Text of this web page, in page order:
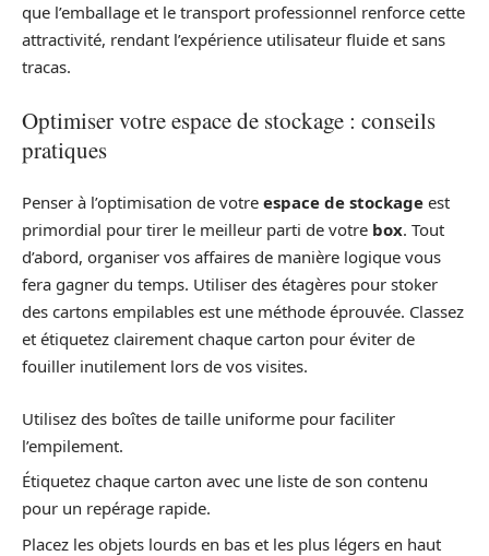
que l’emballage et le transport professionnel renforce cette
attractivité, rendant l’expérience utilisateur fluide et sans
tracas.
Optimiser votre espace de stockage : conseils
pratiques
Penser à l’optimisation de votre espace de stockage est
primordial pour tirer le meilleur parti de votre box. Tout
d’abord, organiser vos affaires de manière logique vous
fera gagner du temps. Utiliser des étagères pour stoker
des cartons empilables est une méthode éprouvée. Classez
et étiquetez clairement chaque carton pour éviter de
fouiller inutilement lors de vos visites.
Utilisez des boîtes de taille uniforme pour faciliter
l’empilement.
Étiquetez chaque carton avec une liste de son contenu
pour un repérage rapide.
Placez les objets lourds en bas et les plus légers en haut